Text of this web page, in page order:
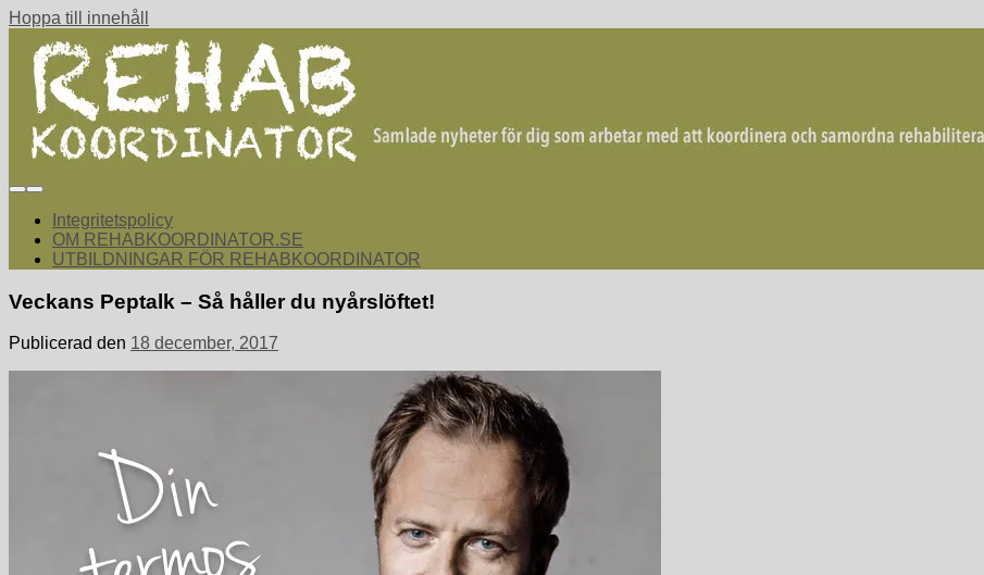
Hoppa till innehåll
Integritetspolicy
OM REHABKOORDINATOR.SE
UTBILDNINGAR FÖR REHABKOORDINATOR
Veckans Peptalk – Så håller du nyårslöftet!
Publicerad den 18 december, 2017